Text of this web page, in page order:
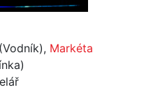
(Vodník), Markéta